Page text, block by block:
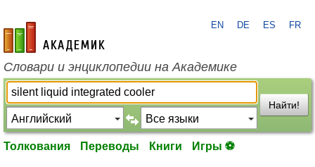
academic.ru
EN DE ES FR
Словари и энциклопедии на Академике
Найти!
Толкования Переводы Книги Игры ⚽